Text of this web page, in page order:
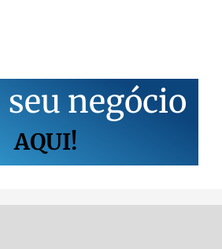
seu negócio
AQUI!